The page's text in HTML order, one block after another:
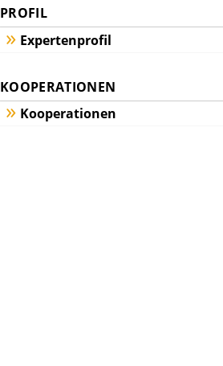
PROFIL
Expertenprofil
KOOPERATIONEN
Kooperationen